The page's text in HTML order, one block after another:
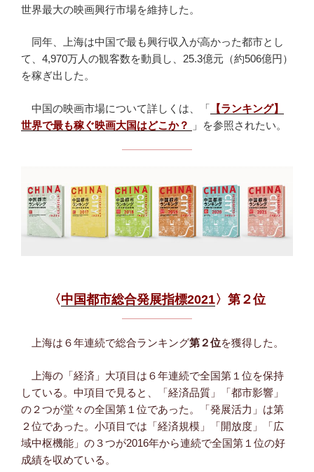
世界最大の映画興行市場を維持した。
同年、上海は中国で最も興行収入が高かった都市とし
て、4,970万人の観客数を動員し、25.3億元（約506億円）
を稼ぎ出した。
中国の映画市場について詳しくは、「 【ランキング】
世界で最も稼ぐ映画大国はどこか？
」を参照されたい。
〈中国都市総合発展指標2021〉第２位
上海は６年連続で総合ランキング第２位を獲得した。
上海の「経済」大項目は６年連続で全国第１位を保持
している。中項目で見ると、「経済品質」「都市影響」
の２つが堂々の全国第１位であった。「発展活力」は第
２位であった。小項目では「経済規模」「開放度」「広
域中枢機能」の３つが2016年から連続で全国第１位の好
成績を収めている。